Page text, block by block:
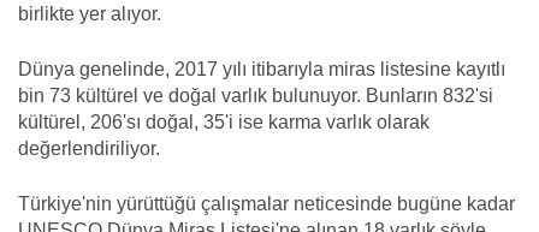
birlikte yer alıyor.
Dünya genelinde, 2017 yılı itibarıyla miras listesine kayıtlı
bin 73 kültürel ve doğal varlık bulunuyor. Bunların 832'si
kültürel, 206'sı doğal, 35'i ise karma varlık olarak
değerlendiriliyor.
Türkiye'nin yürüttüğü çalışmalar neticesinde bugüne kadar